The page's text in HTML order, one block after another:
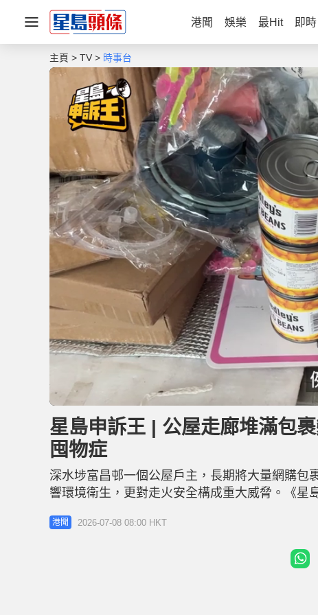
港聞 娛樂 最Hit 即時
主頁 TV 時事台
n
u
t
e
L
o
3
%
星島申訴王 | 公屋走廊堆滿包
囤物症
深水埗富昌邨一個公屋戶主，長期將大量網購包
響環境衛生，更對走火安全構成重大威脅。《星
在兩套港產片擔任臨時演員。面對網民質疑包
品均為個人出資購買；同時，他亦坦承自己患有
港聞 2026-07-08 08:00 HKT